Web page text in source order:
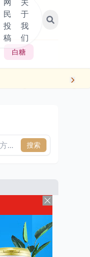
民
投
稿
于
我
们
白糖
搜索